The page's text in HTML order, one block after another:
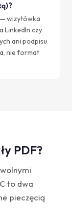
wizytówka
LinkedIn czy
ani podpisu
nie format
PDF?
to dwa
pieczęcią